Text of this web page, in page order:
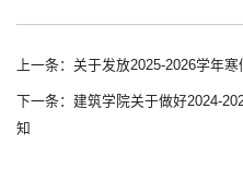
上一条：关于发放2025-2026学年
下一条：建筑学院关于做好2024-
知